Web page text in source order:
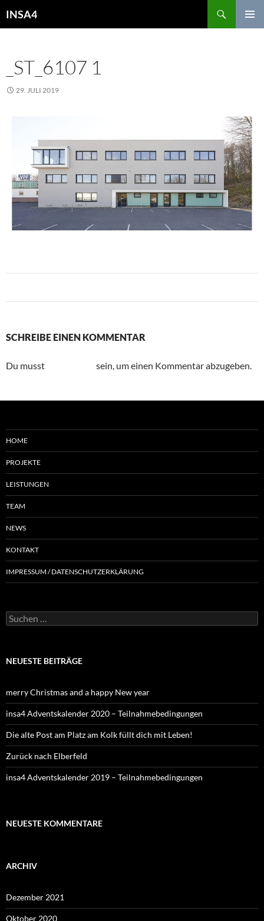
INSA4
_ST_6107 1
29. JULI 2019
SCHREIBE EINEN KOMMENTAR
Du musst sein, um einen Kommentar abzugeben.
HOME
PROJEKTE
LEISTUNGEN
TEAM
NEWS
KONTAKT
IMPRESSUM / DATENSCHUTZERKLÄRUNG
NEUESTE BEITRÄGE
merry Christmas and a happy New year
insa4 Adventskalender 2020 – Teilnahmebedingungen
Die alte Post am Platz am Kolk füllt dich mit Leben!
Zurück nach Elberfeld
insa4 Adventskalender 2019 – Teilnahmebedingungen
NEUESTE KOMMENTARE
ARCHIV
Dezember 2021
Oktober 2020